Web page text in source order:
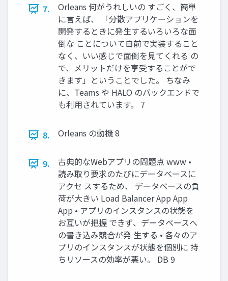
7.
Orleans 何がうれしいの すごく、簡単
に言えば、 「分散アプリケーションを
開発するときに発生するいろいろな面
倒な ことについて自前で実装すること
なく、いい感じで面倒を見てくれる の
で、メリットだけを享受することがで
きます」ということでした。 ちなみ
に、Teams や HALO のバックエンドで
も利用されています。 7
8. Orleans の動機 8
9.
古典的なWebアプリの問題点 www •
読み取り要求のたびにデータベースに
アクセ スするため、 データベースの負
荷が大きい Load Balancer App App
App • アプリのインスタンスの状態を
お互いが把握 できず、データベースへ
の書き込み競合が発 生する • 各々のア
プリのインスタンスが状態を個別に 持
ちリソースの効率が悪い。 DB 9